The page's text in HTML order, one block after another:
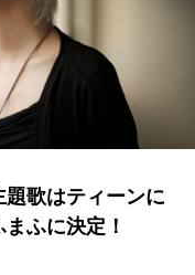
歌はティーンに
ふに決定！